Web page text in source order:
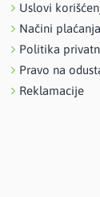
Uslovi
Načini plaćanja
Politika
Pravo na
Reklamacije